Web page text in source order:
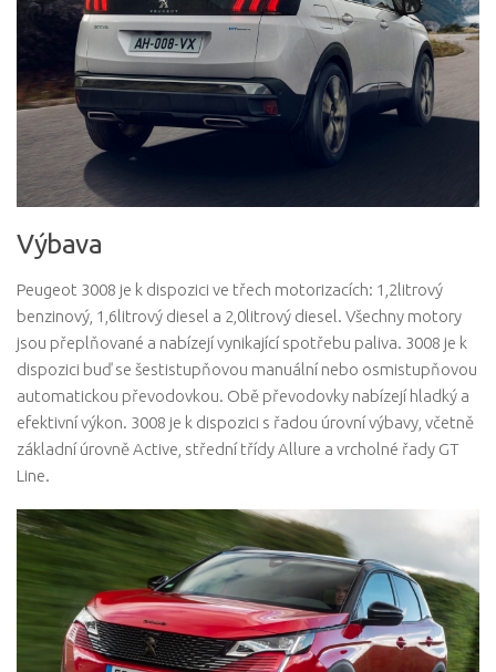
Výbava
Peugeot 3008 je k dispozici ve třech motorizacích: 1,2litrový
benzinový, 1,6litrový diesel a 2,0litrový diesel. Všechny motory
jsou přeplňované a nabízejí vynikající spotřebu paliva. 3008 je k
dispozici buď se šestistupňovou manuální nebo osmistupňovou
automatickou převodovkou. Obě převodovky nabízejí hladký a
efektivní výkon. 3008 je k dispozici s řadou úrovní výbavy, včetně
základní úrovně Active, střední třídy Allure a vrcholné řady GT
Line.